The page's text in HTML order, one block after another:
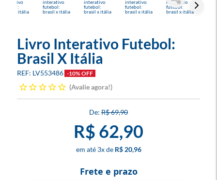
Livro Interativo Futebol:
Brasil X Itália
LV553486 -10% OFF
Avalie agora!
R$ 69,90
R$ 62,90
3x R$ 20,96
Frete e prazo